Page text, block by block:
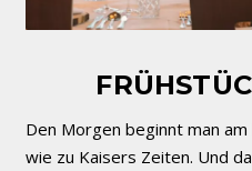
Den Morgen beginnt man
wie zu Kaisers Zeiten. Und